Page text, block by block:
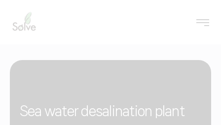
Sea water desalination plant